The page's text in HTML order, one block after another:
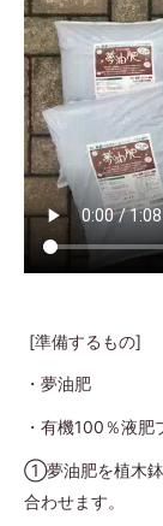
[準備するもの]
・夢油肥
・有機100％液肥
①夢油肥を植木鉢
合わせます。